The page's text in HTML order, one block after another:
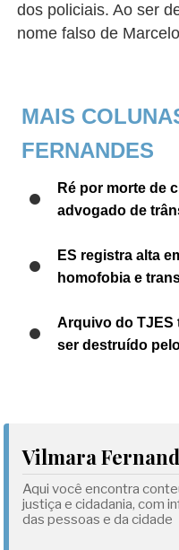
dos policiais. Ao ser
nome falso de
MAIS
FERNANDES
Ré por morte de
advogado de
ES registra alta
homofobia e
Arquivo do TJES
ser destruído
Vilmara
Aqui você encontra
justiça e cidadania, com
das pessoas e da cidade